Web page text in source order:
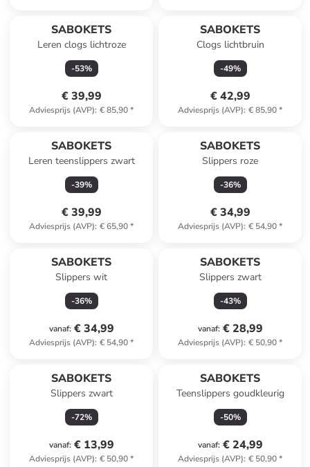
SABOKETS
Leren clogs lichtroze
-53%
€ 39,99
Adviesprijs (AVP): € 85,90*
SABOKETS
Clogs lichtbruin
-49%
€ 42,99
Adviesprijs (AVP): € 85,90*
SABOKETS
Leren teenslippers zwart
-39%
€ 39,99
Adviesprijs (AVP): € 65,90*
SABOKETS
Slippers roze
-36%
€ 34,99
Adviesprijs (AVP): € 54,90*
SABOKETS
Slippers wit
-36%
vanaf: € 34,99
Adviesprijs (AVP): € 54,90*
SABOKETS
Slippers zwart
-43%
vanaf: € 28,99
Adviesprijs (AVP): € 50,90*
SABOKETS
Slippers zwart
-72%
vanaf: € 13,99
Adviesprijs (AVP): € 50,90*
SABOKETS
Teenslippers goudkleurig
-50%
vanaf: € 24,99
Adviesprijs (AVP): € 50,90*